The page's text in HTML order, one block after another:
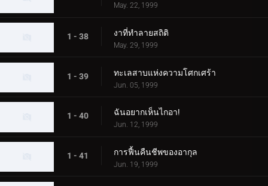
May. 22, 1999
1 - 38 งาที่ทำลายสถิติ
May. 29, 1999
1 - 39 ทะเลสาบแห่งความโศกเศร้า
Jun. 05, 1999
1 - 40 ฉันอยากเห็นไกอา!
Jun. 12, 1999
1 - 41 การฟื้นคืนชีพของอากุล
Jun. 19, 1999